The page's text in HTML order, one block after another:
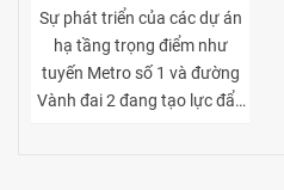
Sự phát triển của các dự án
hạ tầng trọng điểm như
tuyến Metro số 1 và đường
Vành đai 2 đang tạo lực đẩy